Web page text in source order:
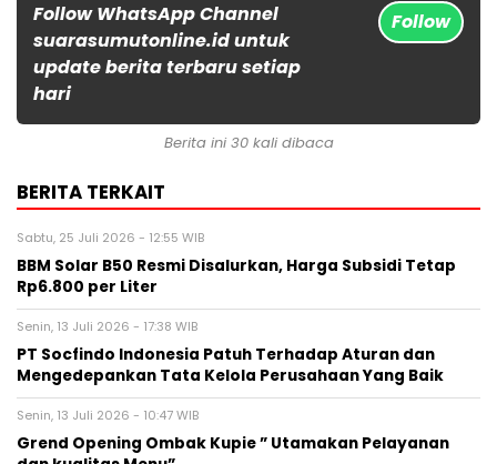
Follow WhatsApp Channel
suarasumutonline.id untuk
update berita terbaru setiap
hari
Follow
Berita ini 30 kali dibaca
BERITA TERKAIT
Sabtu, 25 Juli 2026 - 12:55 WIB
BBM Solar B50 Resmi Disalurkan, Harga Subsidi Tetap
Rp6.800 per Liter
Senin, 13 Juli 2026 - 17:38 WIB
PT Socfindo Indonesia Patuh Terhadap Aturan dan
Mengedepankan Tata Kelola Perusahaan Yang Baik
Senin, 13 Juli 2026 - 10:47 WIB
Grend Opening Ombak Kupie ” Utamakan Pelayanan